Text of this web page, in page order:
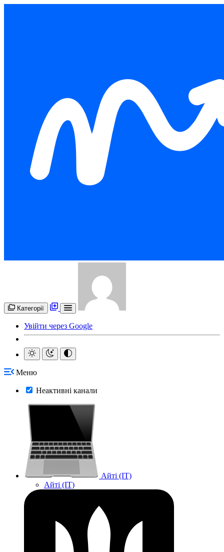
Категорії
Увійти через Google
Меню
Неактивні канали
Айті (IT)
Айті (IT)